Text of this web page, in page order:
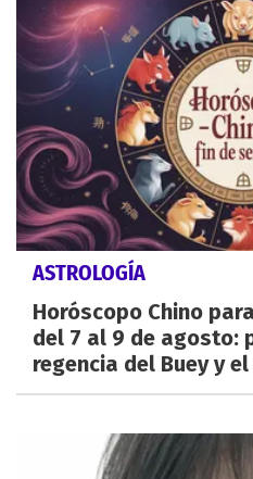
ASTROLOGÍA
Horóscopo Chino
del 7 al 9 de agosto:
regencia del Buey y